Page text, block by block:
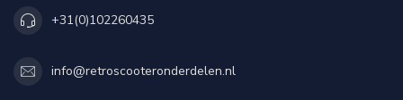
+31(0)102260435
info@retroscooteronderdelen.nl